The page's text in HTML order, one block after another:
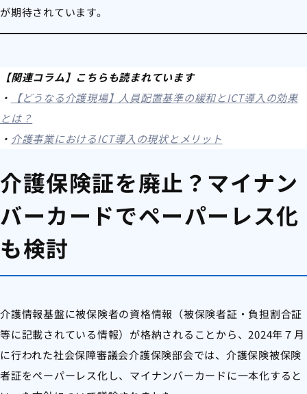
が期待されています。
【関連コラム】こちらも読まれています
・
【どうなる介護現場】人員配置基準の緩和とICT導入の効果
とは？
・ 介護事業におけるICT導入の現状とメリット
介護保険証を廃止？マイナン
バーカードでペーパーレス化
も検討
介護情報基盤に被保険者の資格情報（被保険者証・負担割合証
等に記載されている情報）が格納されることから、2024年７月
に行われた社会保障審議会介護保険部会では、介護保険被保険
者証をペーパーレス化し、マイナンバーカードに一本化すると